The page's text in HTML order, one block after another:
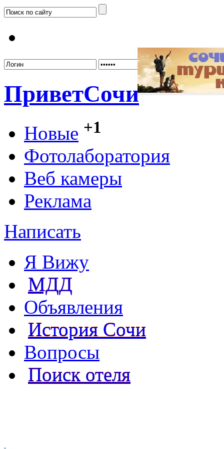
ПриветСочи
Новые +1
Фотолаборатория
Веб камеры
Реклама
Написать
Я Вижу
МДД
Объявления
История Сочи
Вопросы
Поиск отеля